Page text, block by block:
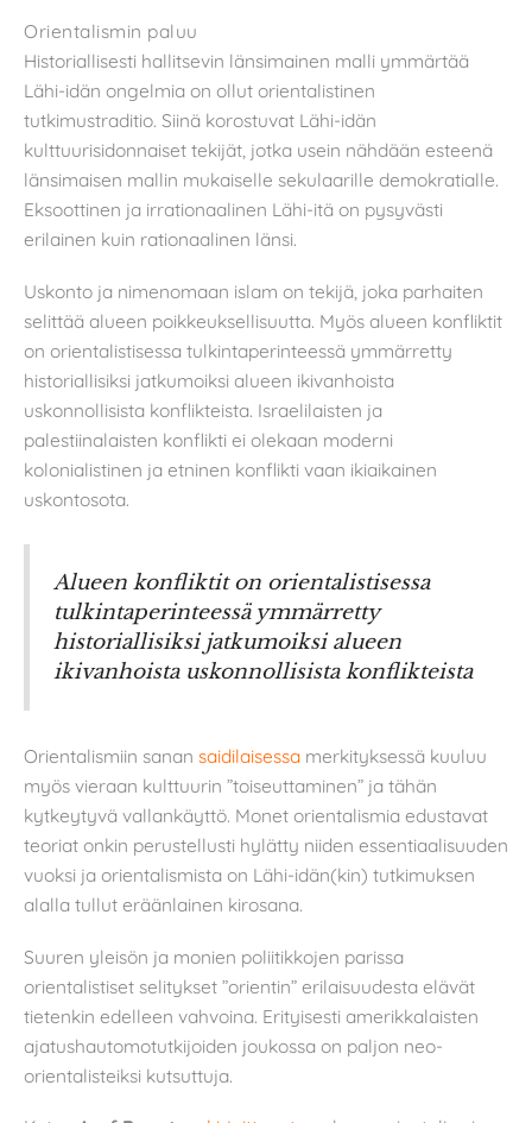
Orientalismin paluu
Historiallisesti hallitsevin länsimainen malli ymmärtää
Lähi-idän ongelmia on ollut orientalistinen
tutkimustraditio. Siinä korostuvat Lähi-idän
kulttuurisidonnaiset tekijät, jotka usein nähdään esteenä
länsimaisen mallin mukaiselle sekulaarille demokratialle.
Eksoottinen ja irrationaalinen Lähi-itä on pysyvästi
erilainen kuin rationaalinen länsi.
Uskonto ja nimenomaan islam on tekijä, joka parhaiten
selittää alueen poikkeuksellisuutta. Myös alueen konfliktit
on orientalistisessa tulkintaperinteessä ymmärretty
historiallisiksi jatkumoiksi alueen ikivanhoista
uskonnollisista konflikteista. Israelilaisten ja
palestiinalaisten konflikti ei olekaan moderni
kolonialistinen ja etninen konflikti vaan ikiaikainen
uskontosota.
Alueen konfliktit on orientalistisessa
tulkintaperinteessä ymmärretty
historiallisiksi jatkumoiksi alueen
ikivanhoista uskonnollisista konflikteista
Orientalismiin sanan saidilaisessa merkityksessä kuuluu
myös vieraan kulttuurin ”toiseuttaminen” ja tähän
kytkeytyvä vallankäyttö. Monet orientalismia edustavat
teoriat onkin perustellusti hylätty niiden essentiaalisuuden
vuoksi ja orientalismista on Lähi-idän(kin) tutkimuksen
alalla tullut eräänlainen kirosana.
Suuren yleisön ja monien poliitikkojen parissa
orientalistiset selitykset ”orientin” erilaisuudesta elävät
tietenkin edelleen vahvoina. Erityisesti amerikkalaisten
ajatushautomotutkijoiden joukossa on paljon neo-
orientalisteiksi kutsuttuja.